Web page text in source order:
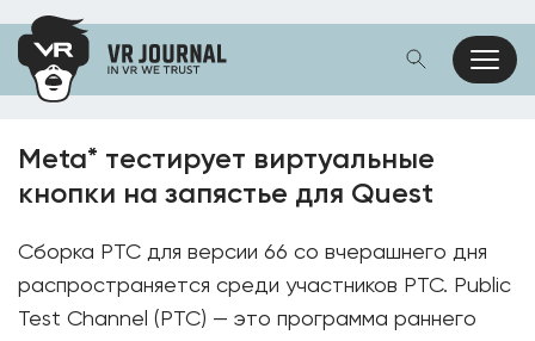
Meta* тестирует виртуальные
кнопки на запястье для Quest
Сборка PTC для версии 66 со вчерашнего дня
распространяется среди участников PTC. Public
Test Channel (PTC) — это программа раннего